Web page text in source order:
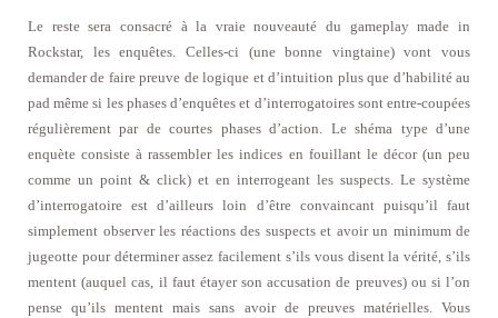
Le reste sera consacré à la vraie nouveauté du gameplay made in
Rockstar, les enquêtes. Celles-ci (une bonne vingtaine) vont vous
demander de faire preuve de logique et d’intuition plus que d’habilité au
pad même si les phases d’enquêtes et d’interrogatoires sont entre-coupées
régulièrement par de courtes phases d’action. Le shéma type d’une
enquète consiste à rassembler les indices en fouillant le décor (un peu
comme un point & click) et en interrogeant les suspects. Le système
d’interrogatoire est d’ailleurs loin d’être convaincant puisqu’il faut
simplement observer les réactions des suspects et avoir un minimum de
jugeotte pour déterminer assez facilement s’ils vous disent la vérité, s’ils
mentent (auquel cas, il faut étayer son accusation de preuves) ou si l’on
pense qu’ils mentent mais sans avoir de preuves matérielles. Vous